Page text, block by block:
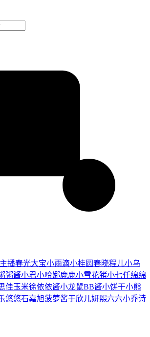
主播春光大宝小雨滴小桂圆春晓程儿小乌
粥酱小君小哈娜鹿鹿小雪花猪小七任绵绵
佳玉米徐依依酱小龙鼠BB酱小饼干小熊
悠悠石嘉旭菠萝酱于欣儿妍熙六六小乔诗